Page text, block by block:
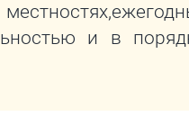
и в